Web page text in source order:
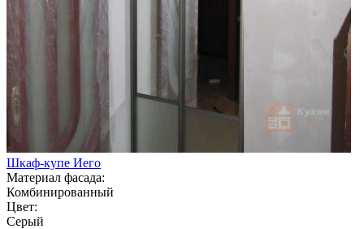
Шкаф-купе Иего
Материал фасада:
Комбинированный
Цвет:
Серый